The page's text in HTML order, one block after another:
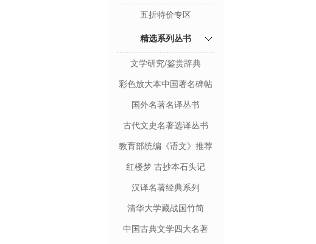
五折特价专区
精选系列丛书
文学研究/鉴赏辞典
彩色放大本中国著名碑帖
国外名著名译丛书
古代文史名著选译丛书
教育部统编《语文》推荐
阅读丛书
红楼梦 古抄本石头记
汉译名著经典系列
清华大学藏战国竹简
中国古典文学四大名著